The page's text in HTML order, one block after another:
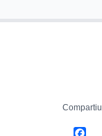
Compartiu